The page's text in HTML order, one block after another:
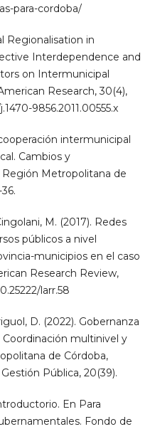
para-cordoba/
Regionalisation in
Interdependence and
on Intermunicipal
Research, 30(4),
9856.2011.00555.x
intermunicipal
Cambios y
Metropolitana de
M. (2017). Redes
públicos a nivel
municipios en el caso
Research Review,
larr.58
D. (2022). Gobernanza
multinivel y
de Córdoba,
Pública, 20(39).
En Para
Fondo de